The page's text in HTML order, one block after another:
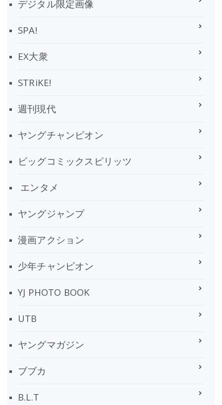
デジタル限定画像
SPA!
EX大衆
STRiKE!
週刊現代
ヤングチャンピオン
ビッグコミックスピリッツ
エンタメ
ヤングジャンプ
漫画アクション
少年チャンピオン
YJ PHOTO BOOK
UTB
ヤングマガジン
ブブカ
B.L.T